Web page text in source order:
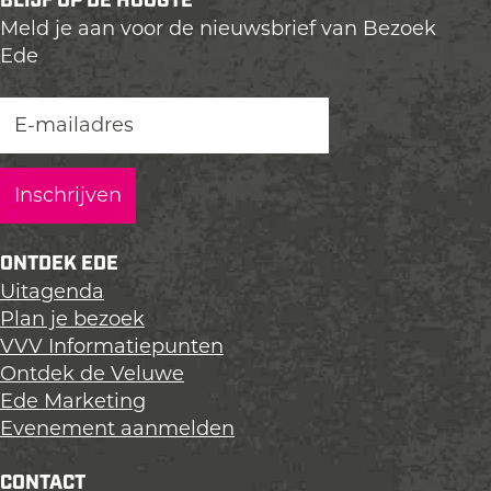
l
d
e
e
a
g
i
n
a
o
p
L
i
n
k
e
l
d
e
a
g
i
n
o
p
F
a
c
e
b
l
d
e
a
g
i
n
o
p
X
Meld je aan voor de nieuwsbrief van Bezoek
Ede
ONTDEK EDE
Uitagenda
Plan je bezoek
VVV Informatiepunten
Ontdek de Veluwe
Ede Marketing
Evenement aanmelden
CONTACT